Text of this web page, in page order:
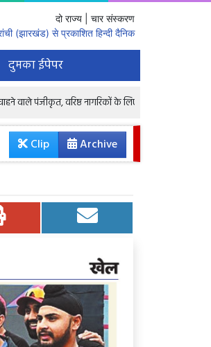
दो राज्य | चार संस्करण
(झारखंड) से प्रकाशित हिन्दी दैनिक
दुमका ईपेपर
नागरिकों के लिए भी 1.68 लाख रिक्तियां : केंद्रीय मंत्री
Archive
Clip